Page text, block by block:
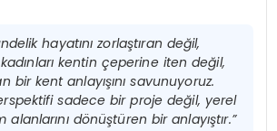
hayatını zorlaştıran değil,
kentin çeperine iten değil,
bir kent anlayışını savunuyoruz.
sadece bir proje değil, yerel
dönüştüren bir anlayıştır.”